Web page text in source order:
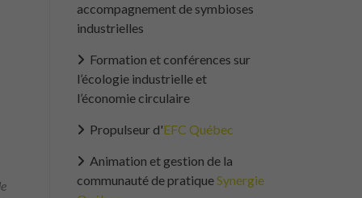
accompagnement de symbioses
industrielles
Formation et conférences sur
l’écologie industrielle et
l’économie circulaire
Propulseur d'EFC Québec
Animation et gestion de la
communauté de pratiqueSynergie